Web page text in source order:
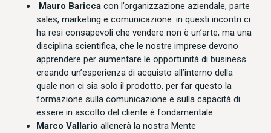
Mauro Baricca con l’organizzazione aziendale, parte
sales, marketing e comunicazione: in questi incontri ci
ha resi consapevoli che vendere non è un’arte, ma una
disciplina scientifica, che le nostre imprese devono
apprendere per aumentare le opportunità di business
creando un’esperienza di acquisto all’interno della
quale non ci sia solo il prodotto, per far questo la
formazione sulla comunicazione e sulla capacità di
essere in ascolto del cliente è fondamentale.
Marco Vallario allenerà la nostra Mente